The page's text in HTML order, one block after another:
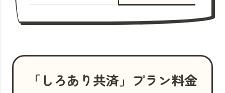
「しろあり共済」プラン料金